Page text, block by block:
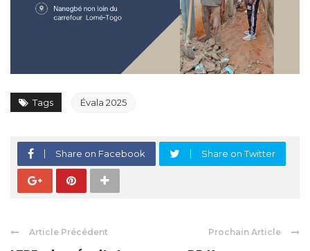
Tags Évala 2025
Share on Facebook Share on Twitter
Article Précédent Prochain Article